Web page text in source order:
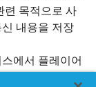
련 목적으로 사
내용을 저장
에서 플레이어